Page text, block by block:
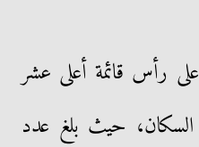
رأس قائمة أعلى عشر
حيث بلغ عدد